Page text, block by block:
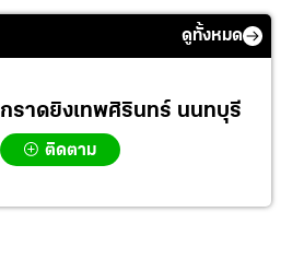
ดูทั้งหมด
กราดยิงเทพศิรินทร์ นนทบุรี
ติดตาม